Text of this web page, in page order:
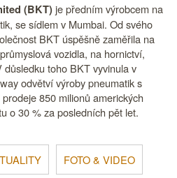
(BKT)je předním výrobcem na
se sídlem v Mumbai. Od svého
BKT úspěšně zaměřila na
vozidla, na hornictví,
toho BKT vyvinula v
odvětví výroby pneumatik s
850 milionů amerických
o 30 % za posledních pět let.
FOTO & VIDEO